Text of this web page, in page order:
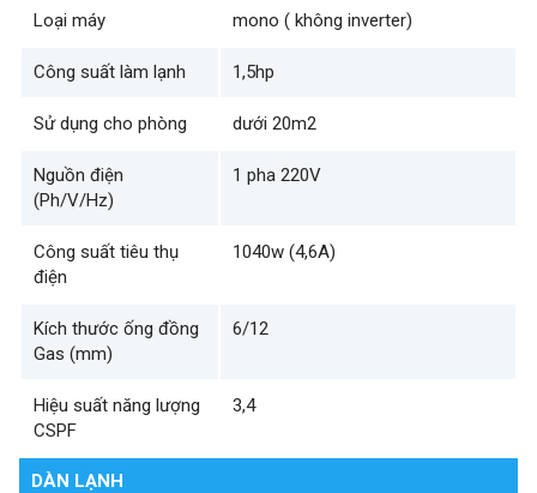
Loại máy mono ( không inverter)
Công suất làm lạnh 1,5hp
Sử dụng cho phòng dưới 20m2
Nguồn điện
(Ph/V/Hz)
1 pha 220V
Công suất tiêu thụ
điện
1040w (4,6A)
Kích thước ống đồng
Gas (mm)
6/12
Hiệu suất năng lượng
CSPF
3,4
DÀN LẠNH